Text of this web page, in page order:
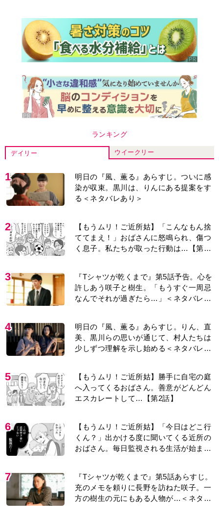
ランキング
デイリー ウイークリー
1
明日の『風、薫る』あらすじ。ついに感
染が収束。黒川は、りんにある提案をす
る＜ネタバレあり＞
2
【もうムリ！ご近所姑】「こんなもん捨
ててまえ！」おばさんに怒鳴られ、傷つ
く息子。私たちが取った行動は…【第3
3
『Tシャツが乾くまで』第5話予告。心を
許しあう咲子と樹生。「もうすぐ一周忌
なんでそれが過ぎたら…」＜ネタバレあ
4
明日の『風、薫る』あらすじ。りん、直
美、黒川らの思いが通じて、村人たちは
少しずつ理解を示し始める＜ネタバレあ
5
【もうムリ！ご近所姑】勝手に自宅の庭
へ入ってくるおばさん。善意がどんどん
エスカレートして…【第2話】
6
【もうムリ！ご近所姑】「今日はどこ行
くん？」出かける度に聞いてくる近所の
おばさん。毎日監視される生活が始ま
7
『Tシャツが乾くまで』第5話あらすじ。
充のメモを頼りに長野を訪ねた咲子。一
方の樹生の元にもある人物が…＜ネタバ